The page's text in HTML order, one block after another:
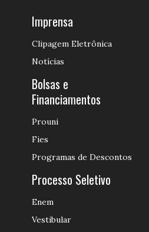
Imprensa
Clipagem Eletrônica
Notícias
Bolsas e
Financiamentos
Prouni
Fies
Programas de Descontos
Processo Seletivo
Enem
Vestibular